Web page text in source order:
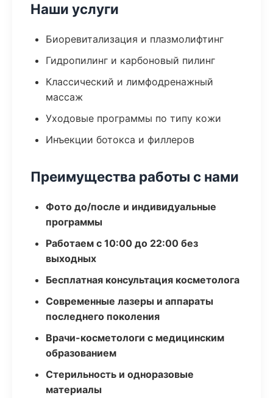
Наши услуги
Биоревитализация и плазмолифтинг
Гидропилинг и карбоновый пилинг
Классический и лимфодренажный
массаж
Уходовые программы по типу кожи
Инъекции ботокса и филлеров
Преимущества работы с нами
Фото до/после и индивидуальные
программы
Работаем с 10:00 до 22:00 без
выходных
Бесплатная консультация косметолога
Современные лазеры и аппараты
последнего поколения
Врачи-косметологи с медицинским
образованием
Стерильность и одноразовые
материалы